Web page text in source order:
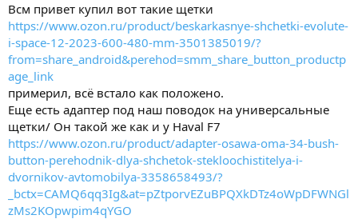
Всм привет купил вот такие щетки
https://www.ozon.ru/product/beskarkasnye-shchetki-evolute-
i-space-12-2023-600-480-mm-3501385019/?
from=share_android&perehod=smm_share_button_productp
age_link
примерил, всё встало как положено.
Еще есть адаптер под наш поводок на универсальные
щетки/ Он такой же как и у Haval F7
https://www.ozon.ru/product/adapter-osawa-oma-34-bush-
button-perehodnik-dlya-shchetok-stekloochistitelya-i-
dvornikov-avtomobilya-3358658493/?
_bctx=CAMQ6qq3Ig&at=pZtporvEZuBPQXkDTz4oWpDFWNGl
zMs2KOpwpim4qYGO